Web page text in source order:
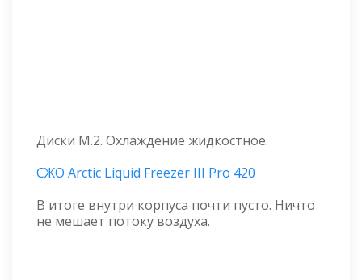
Диски M.2. Охлаждение жидкостное.
СЖО Arctic Liquid Freezer III Pro 420
В итоге внутри корпуса почти пусто. Ничто
не мешает потоку воздуха.